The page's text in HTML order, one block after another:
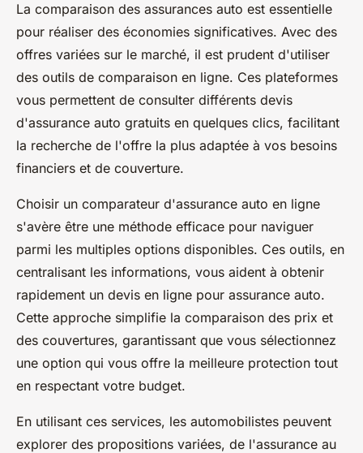
La comparaison des assurances auto est essentielle
pour réaliser des économies significatives. Avec des
offres variées sur le marché, il est prudent d'utiliser
des outils de comparaison en ligne. Ces plateformes
vous permettent de consulter différents devis
d'assurance auto gratuits en quelques clics, facilitant
la recherche de l'offre la plus adaptée à vos besoins
financiers et de couverture.
Choisir un comparateur d'assurance auto en ligne
s'avère être une méthode efficace pour naviguer
parmi les multiples options disponibles. Ces outils, en
centralisant les informations, vous aident à obtenir
rapidement un devis en ligne pour assurance auto.
Cette approche simplifie la comparaison des prix et
des couvertures, garantissant que vous sélectionnez
une option qui vous offre la meilleure protection tout
en respectant votre budget.
En utilisant ces services, les automobilistes peuvent
explorer des propositions variées, de l'assurance au